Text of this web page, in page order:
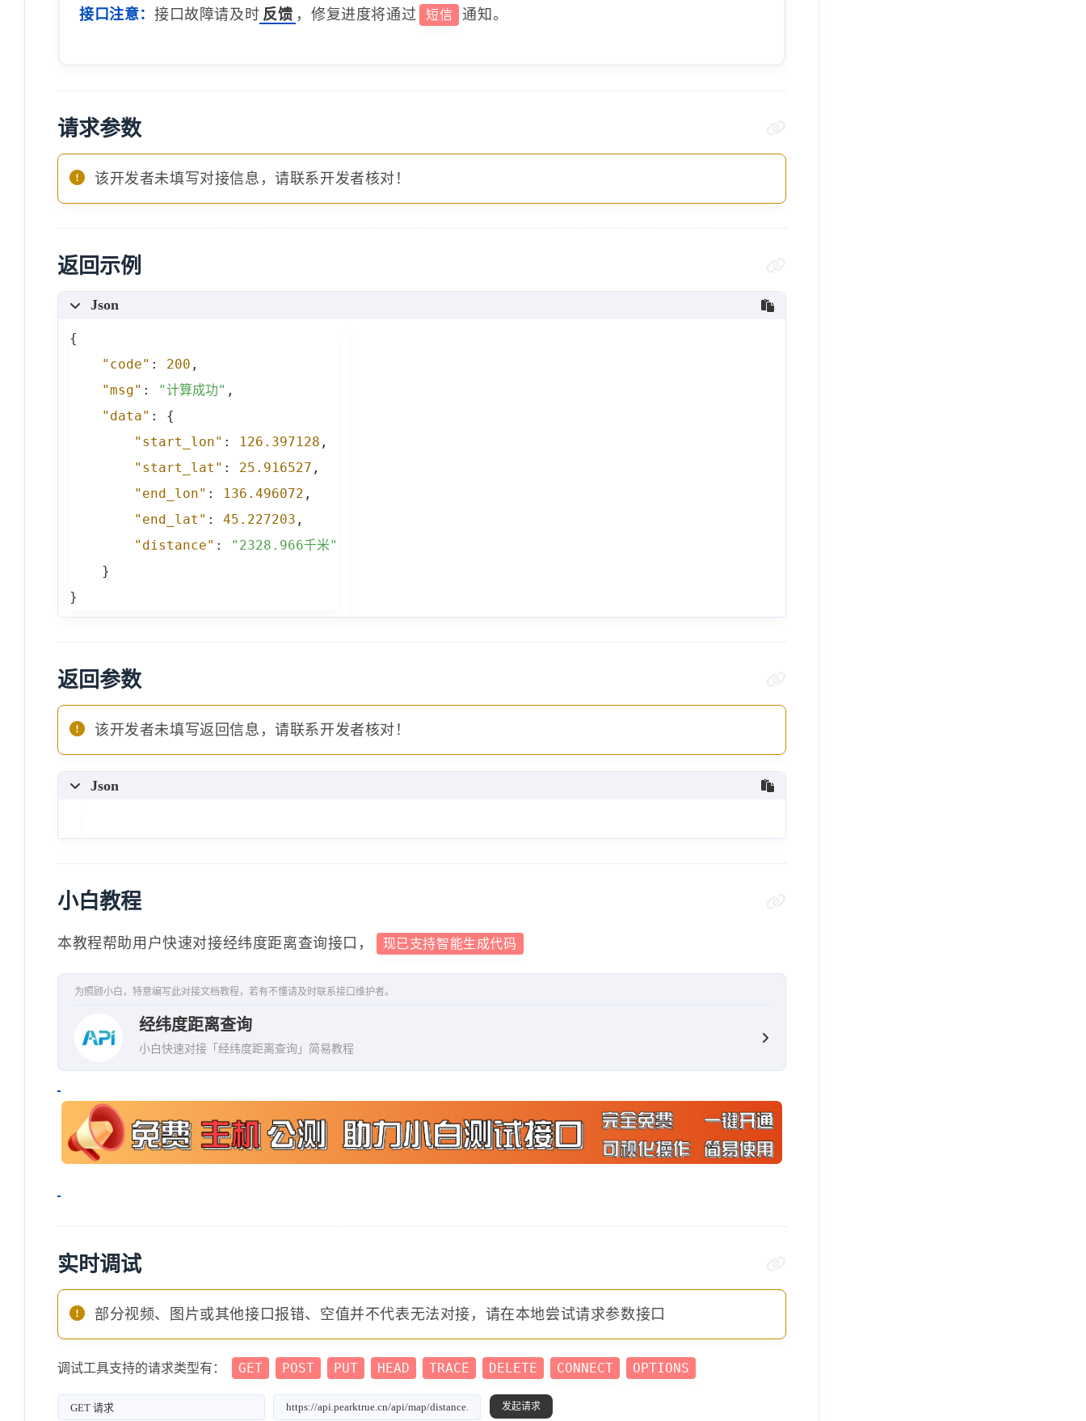
接口注意： 接口故障请及时 反馈 ，修复进度将通过 短信 通知。
请求参数
该开发者未填写对接信息，请联系开发者核对！
返回示例
Json
{
"code" : 200 ,
"msg" : "计算成功" ,
"data" :
{
"start_lon" : 126.397128 ,
"start_lat" : 25.916527 ,
"end_lon" : 136.496072 ,
"end_lat" : 45.227203 ,
"distance" :
"2328.966千米"
}
}
返回参数
该开发者未填写返回信息，请联系开发者核对！
Json
小白教程
本教程帮助用户快速对接经纬度距离查询接口， 现已支持智能生成代码
为照顾小白，特意编写此对接文档教程，若有不懂请及时联系接口维护者。
经纬度距离查询
小白快速对接「经纬度距离查询」简易教程
实时调试
部分视频、图片或其他接口报错、空值并不代表无法对接，请在本地尝试请求参数接口
调试工具支持的请求类型有： GET POST PUT HEAD TRACE DELETE CONNECT OPTIONS